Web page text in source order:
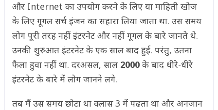
और Internet का उपयोग करने के लिए या माहिती खोज
के लिए गूगल सर्च इंजन का सहारा लिया जाता था. उस समय
लोग पूरी तरह नहीं इंटरनेट और नहीं गूगल के बारे जानते थे.
उनकी शुरुआत इंटरनेट के एक साल बाद हुई. परंतु, उतना
फैला हुवा नहीं था. दरअसल, साल2000के बाद धीरे-धीरे
इंटरनेट के बारे में लोग जानने लगे.
तब मैं उस समय छोटा था क्लास 3 में पढता था और अनजान